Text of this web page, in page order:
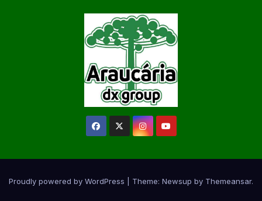
Proudly powered by WordPress Theme: Newsup by Themeansar.